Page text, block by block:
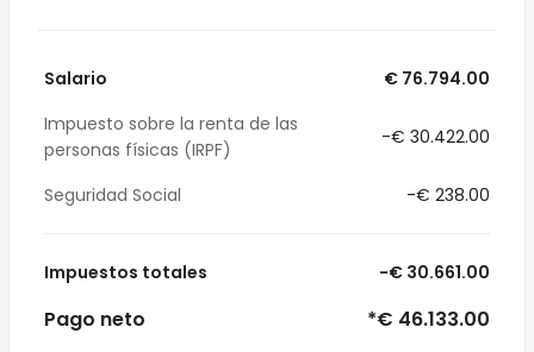
Salario
€ 76.794.00
Impuesto sobre la renta de las
personas físicas (IRPF)
-€ 30.422.00
Seguridad Social -€ 238.00
Impuestos totales -€ 30.661.00
Pago neto *€ 46.133.00